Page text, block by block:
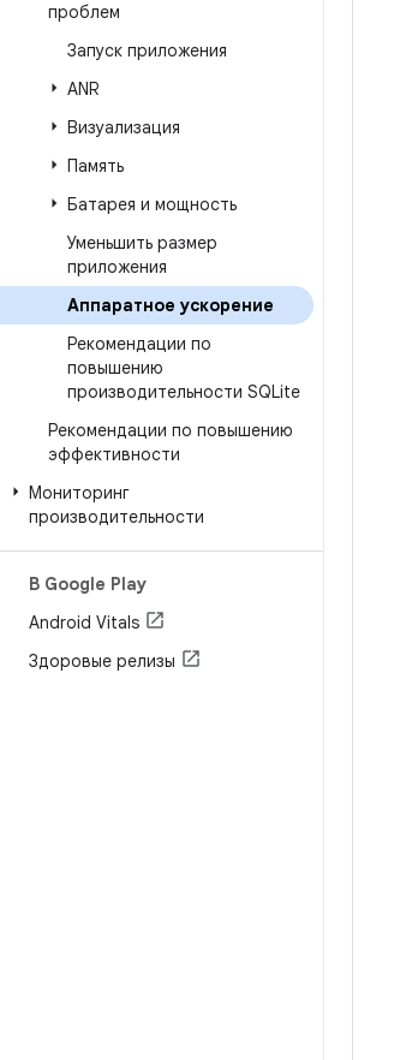
проблем
Запуск приложения
ANR
Визуализация
Память
Батарея и мощность
Уменьшить размер
приложения
Аппаратное ускорение
Рекомендации по
повышению
производительности SQLite
Рекомендации по повышению
эффективности
Мониторинг
производительности
В Google Play
Android Vitals
Здоровые релизы